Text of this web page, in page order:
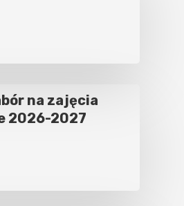
na zajęcia
2026-2027